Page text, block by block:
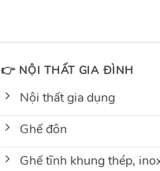
👉 NỘI THẤT GIA ĐÌNH
Nội thất gia dụng
Ghế đôn
Ghế tĩnh khung thép,